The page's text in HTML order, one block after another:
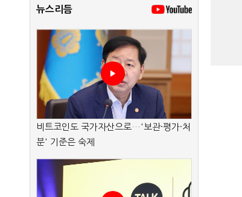
뉴스리듬
비트코인도 국가자산으로…'보관·평가·처
분' 기준은 숙제